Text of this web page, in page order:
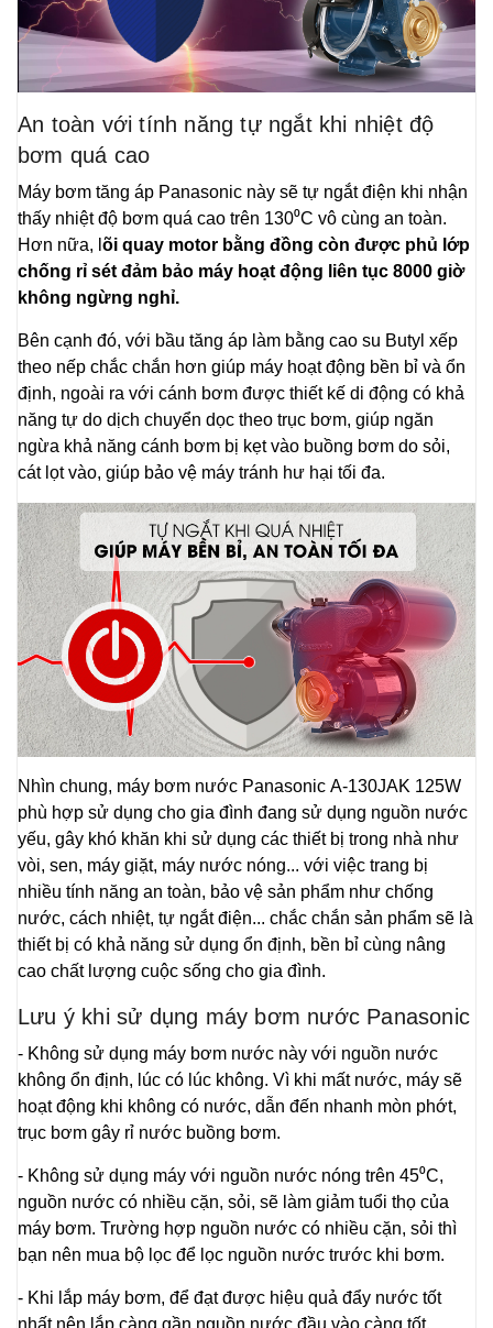
An toàn với tính năng tự ngắt khi nhiệt độ
bơm quá cao
Máy bơm tăng áp Panasonic này sẽ tự ngắt điện khi nhận
thấy nhiệt độ bơm quá cao trên 130⁰C vô cùng an toàn.
Hơn nữa, l õi quay motor bằng đồng còn được phủ lớp
chống rỉ sét đảm bảo máy hoạt động liên tục 8000 giờ
không ngừng nghỉ.
Bên cạnh đó, với bầu tăng áp làm bằng cao su Butyl xếp
theo nếp chắc chắn hơn giúp máy hoạt động bền bỉ và ổn
định, ngoài ra với cánh bơm được thiết kế di động có khả
năng tự do dịch chuyển dọc theo trục bơm, giúp ngăn
ngừa khả năng cánh bơm bị kẹt vào buồng bơm do sỏi,
cát lọt vào, giúp bảo vệ máy tránh hư hại tối đa.
Nhìn chung, máy bơm nước Panasonic A-130JAK 125W
phù hợp sử dụng cho gia đình đang sử dụng nguồn nước
yếu, gây khó khăn khi sử dụng các thiết bị trong nhà như
vòi, sen, máy giặt, máy nước nóng... với việc trang bị
nhiều tính năng an toàn, bảo vệ sản phẩm như chống
nước, cách nhiệt, tự ngắt điện... chắc chắn sản phẩm sẽ là
thiết bị có khả năng sử dụng ổn định, bền bỉ cùng nâng
cao chất lượng cuộc sống cho gia đình.
Lưu ý khi sử dụng máy bơm nước Panasonic
- Không sử dụng máy bơm nước này với nguồn nước
không ổn định, lúc có lúc không. Vì khi mất nước, máy sẽ
hoạt động khi không có nước, dẫn đến nhanh mòn phớt,
trục bơm gây rỉ nước buồng bơm.
- Không sử dụng máy với nguồn nước nóng trên 45⁰C,
nguồn nước có nhiều cặn, sỏi, sẽ làm giảm tuổi thọ của
máy bơm. Trường hợp nguồn nước có nhiều cặn, sỏi thì
bạn nên mua bộ lọc để lọc nguồn nước trước khi bơm.
- Khi lắp máy bơm, để đạt được hiệu quả đẩy nước tốt